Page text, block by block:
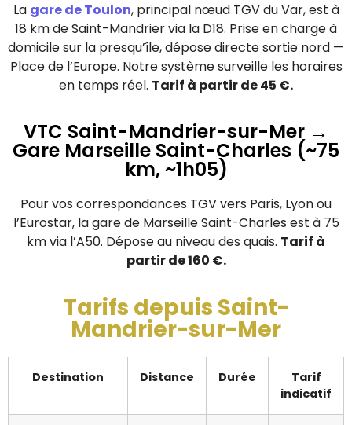
La gare de Toulon, principal nœud TGV du Var, est à
18 km de Saint-Mandrier via la D18. Prise en charge à
domicile sur la presqu’île, dépose directe sortie nord —
Place de l’Europe. Notre système surveille les horaires
en temps réel. Tarif à partir de 45 €.
VTC Saint-Mandrier-sur-Mer →
Gare Marseille Saint-Charles (~75
km, ~1h05)
Pour vos correspondances TGV vers Paris, Lyon ou
l’Eurostar, la gare de Marseille Saint-Charles est à 75
km via l’A50. Dépose au niveau des quais. Tarif à
partir de 160 €.
Tarifs depuis Saint-
Mandrier-sur-Mer
Destination Distance Durée
Tarif
indicatif